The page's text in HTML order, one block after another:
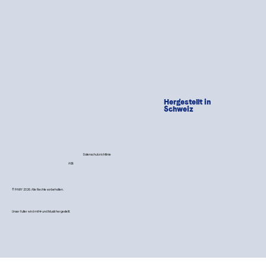
© PAWY 2026. Alle Rechte vorbehalten.
Hergestellt in
Schweiz
Unser Futter wird mit 💙 und Musik hergestellt.
Datenschutzrichtlinie
AGB